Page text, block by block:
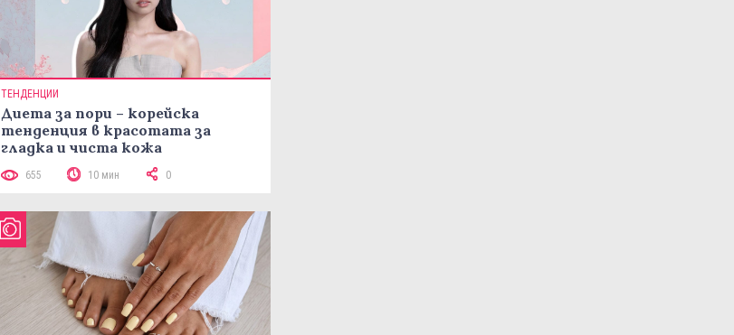
ТЕНДЕНЦИИ
Диета за пори – корейска
тенденция в красотата за
гладка и чиста кожа
655 10 мин 0